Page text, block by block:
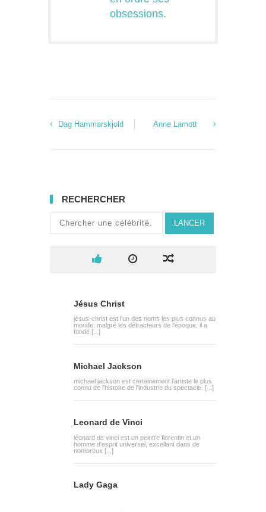
obsessions.
Dag Hammarskjold Anne Lamott
RECHERCHER
LANCER
Jésus Christ
jésus-christ est l'un des noms les plus connus au
monde. malgré les détracteurs de l'époque, il a
fondé [...]
Michael Jackson
michael jackson est certainement l'artiste le plus
connu de l'histoire de l'industrie du spectacle. [...]
Leonard de Vinci
léonard de vinci est un peintre florentin et un
homme d'esprit universel, excellant dans de
nombreux [...]
Lady Gaga